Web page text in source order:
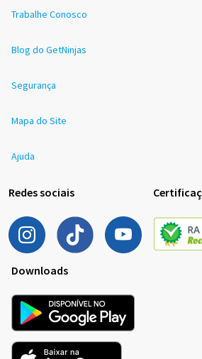
Trabalhe Conosco
Blog do GetNinjas
Segurança
Mapa do Site
Ajuda
Redes sociais
Downloads